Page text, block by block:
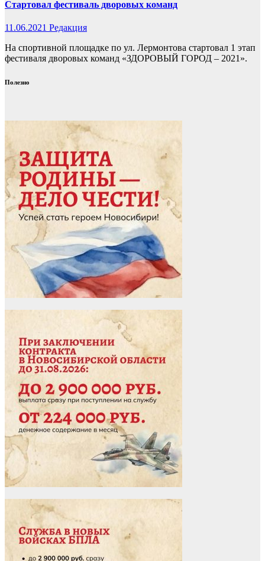
Стартовал фестиваль дворовых команд
11.06.2021 Редакция
На спортивной площадке по ул. Лермонтова стартовал 1 этап
фестиваля дворовых команд «ЗДОРОВЫЙ ГОРОД – 2021».
Полезно